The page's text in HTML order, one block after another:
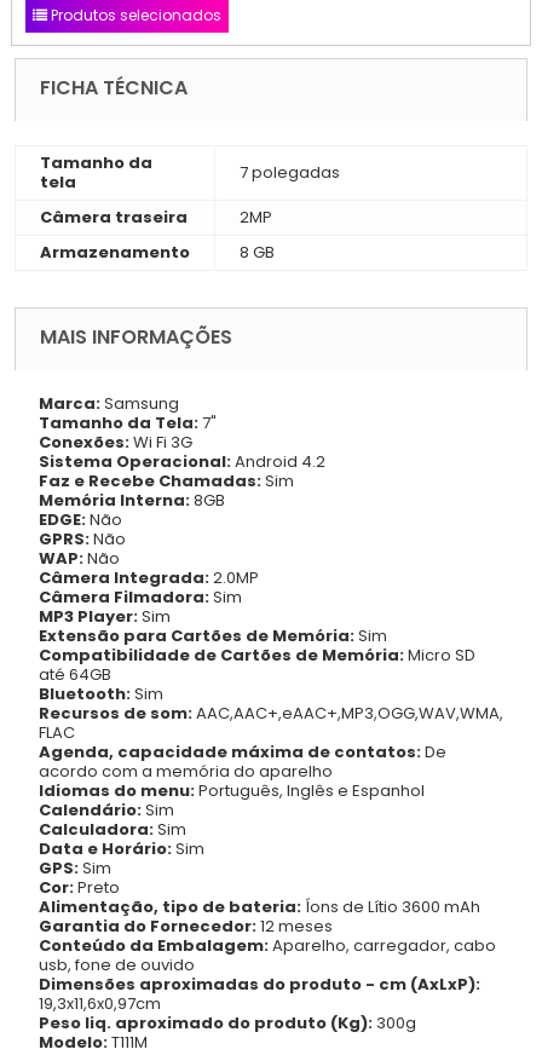
Produtos selecionados
FICHA TÉCNICA
Tamanho da
tela
7 polegadas
Câmera traseira
2MP
Armazenamento
8 GB
MAIS INFORMAÇÕES
Marca:Samsung
Tamanho da Tela:7"
Conexões:Wi Fi 3G
Sistema Operacional:Android 4.2
Faz e Recebe Chamadas:Sim
Memória Interna:8GB
EDGE:Não
GPRS:Não
WAP:Não
Câmera Integrada:2.0MP
Câmera Filmadora:Sim
MP3 Player:Sim
Extensão para Cartões de Memória:Sim
Compatibilidade de Cartões de Memória:Micro SD
até 64GB
Bluetooth:Sim
Recursos de som:AAC,AAC+,eAAC+,MP3,OGG,WAV,WMA,
FLAC
Agenda, capacidade máxima de contatos:De
acordo com a memória do aparelho
Idiomas do menu:Português, Inglês e Espanhol
Calendário:Sim
Calculadora:Sim
Data e Horário:Sim
GPS:Sim
Cor:Preto
Alimentação, tipo de bateria: Íons de Lítio 3600 mAh
Garantia do Fornecedor:12 meses
Conteúdo da Embalagem:Aparelho, carregador, cabo
usb, fone de ouvido
Dimensões aproximadas do produto - cm (AxLxP):
19,3x11,6x0,97cm
Peso liq. aproximado do produto (Kg): 300g
Modelo:T111M